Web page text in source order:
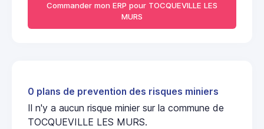
Commander mon ERP pour TOCQUEVILLE LES
MURS
0 plans de prevention des risques miniers
Il n'y a aucun risque minier sur la commune de
TOCQUEVILLE LES MURS.